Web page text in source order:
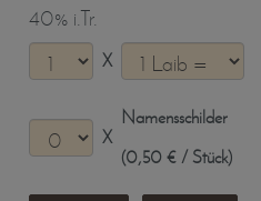
40% i.Tr.
X
X
Namensschilder
(0,50 € / Stück)